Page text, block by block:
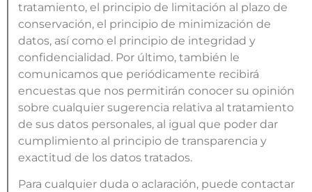
tratamiento, el principio de limitación al plazo de
conservación, el principio de minimización de
datos, así como el principio de integridad y
confidencialidad. Por último, también le
comunicamos que periódicamente recibirá
encuestas que nos permitirán conocer su opinión
sobre cualquier sugerencia relativa al tratamiento
de sus datos personales, al igual que poder dar
cumplimiento al principio de transparencia y
exactitud de los datos tratados.
Para cualquier duda o aclaración, puede contactar